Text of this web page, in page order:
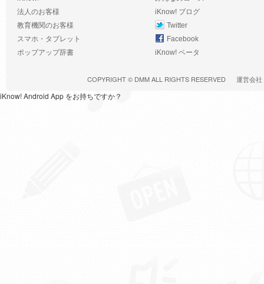
法人のお客様
教育機関のお客様
スマホ・タブレット
ポップアップ辞書
iKnow! ブログ
Twitter
Facebook
iKnow! ベータ
COPYRIGHT © DMMALL RIGHTS RESERVED 運営会社
iKnow! Android App をお持ちですか？